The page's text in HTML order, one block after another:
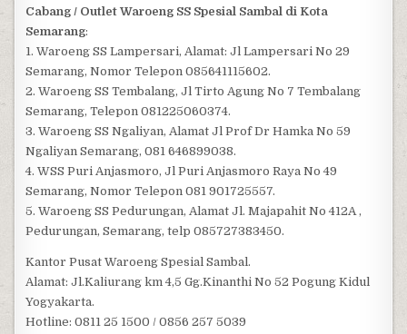
Cabang / Outlet Waroeng SS Spesial Sambal di Kota
Semarang:
1. Waroeng SS Lampersari, Alamat: Jl Lampersari No 29
Semarang, Nomor Telepon 085641115602.
2. Waroeng SS Tembalang, Jl Tirto Agung No 7 Tembalang
Semarang, Telepon 081225060374.
3. Waroeng SS Ngaliyan, Alamat Jl Prof Dr Hamka No 59
Ngaliyan Semarang, 081 646899038.
4. WSS Puri Anjasmoro, Jl Puri Anjasmoro Raya No 49
Semarang, Nomor Telepon 081 901725557.
5. Waroeng SS Pedurungan, Alamat Jl. Majapahit No 412A ,
Pedurungan, Semarang, telp 085727383450.
Kantor Pusat Waroeng Spesial Sambal.
Alamat: Jl.Kaliurang km 4,5 Gg.Kinanthi No 52 Pogung Kidul
Yogyakarta.
Hotline: 0811 25 1500 / 0856 257 5039